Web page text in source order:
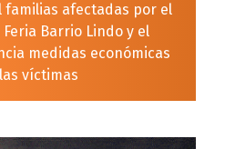
familias afectadas por el
Barrio Lindo y el
medidas económicas
víctimas